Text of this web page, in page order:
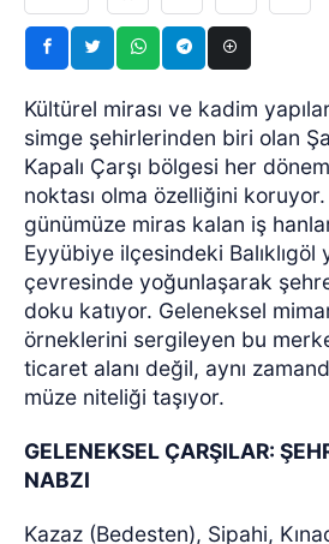
Kültürel mirası ve kadim
simge şehirlerinden biri olan
Kapalı Çarşı bölgesi her
noktası olma özelliğini koruyor.
günümüze miras kalan iş
Eyyübiye ilçesindeki Balıklıgöl
çevresinde yoğunlaşarak
doku katıyor. Geleneksel
örneklerini sergileyen bu
ticaret alanı değil, aynı
müze niteliği taşıyor.
GELENEKSEL ÇARŞILAR:
NABZI
Kazaz (Bedesten), Sipahi,